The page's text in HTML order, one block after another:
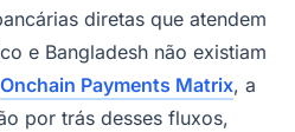
diretas que atendem
e Bangladesh não existiam
Onchain Payments Matrix, a
por trás desses fluxos,